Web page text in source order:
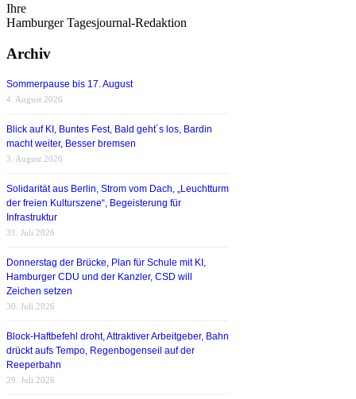
Ihre
Hamburger Tagesjournal-Redaktion
Archiv
Sommerpause bis 17. August
4. August 2026
Blick auf KI, Buntes Fest, Bald geht´s los, Bardin
macht weiter, Besser bremsen
3. August 2026
Solidarität aus Berlin, Strom vom Dach, „Leuchtturm
der freien Kulturszene“, Begeisterung für
Infrastruktur
31. Juli 2026
Donnerstag der Brücke, Plan für Schule mit KI,
Hamburger CDU und der Kanzler, CSD will
Zeichen setzen
30. Juli 2026
Block-Haftbefehl droht, Attraktiver Arbeitgeber, Bahn
drückt aufs Tempo, Regenbogenseil auf der
Reeperbahn
29. Juli 2026